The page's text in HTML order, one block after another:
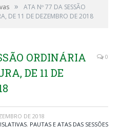
»
ATA Nº 77 DA SESSÃO
DE 11 DE DEZEMBRO DE 2018
ORDINÁRIA
DE 11 DE
0
DE 2018
, PAUTAS E ATAS DAS SESSÕES